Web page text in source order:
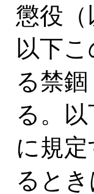
懲役
以下
る禁
る。
に規
ると